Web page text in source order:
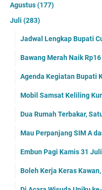
Agustus(177)
Juli (283)
Jadwal Lengkap Bupati
Bawang Merah Naik
Agenda Kegiatan Bupati
Mobil Samsat Keliling
Dua Rumah Terbakar,
Mau Perpanjang SIM A
Embun Pagi Kamis 31
Boleh Kerja Keras